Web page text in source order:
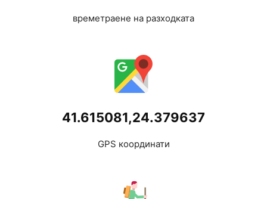
времетраене на разходката
41.615081,24.379637
GPS координати